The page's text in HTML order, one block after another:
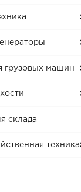
грузовых машин
склада
техника